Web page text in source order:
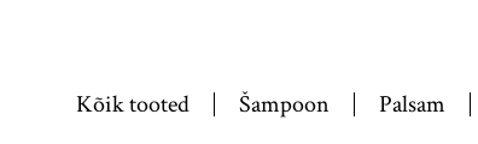
Kõik tooted Šampoon Palsam